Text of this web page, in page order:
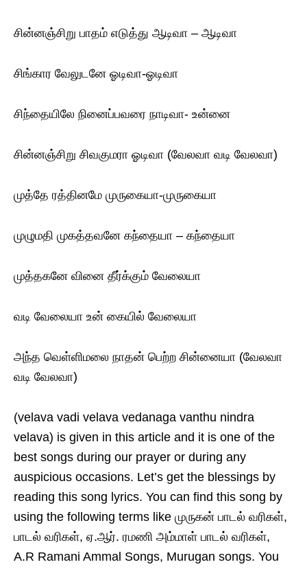
சின்னஞ்சிறு பாதம் எடுத்து ஆடிவா – ஆடிவா
சிங்கார வேலுடனே ஓடிவா-ஓடிவா
சிந்தையிலே நினைப்பவரை நாடிவா- உன்னை
சின்னஞ்சிறு சிவகுமரா ஓடிவா (வேலவா வடி வேலவா)
முத்தே ரத்தினமே முருகையா-முருகையா
முழுமதி முகத்தவனே கந்தையா – கந்தையா
முத்தகனே வினை தீர்க்கும் வேலையா
வடி வேலையா உன் கையில் வேலையா
அந்த வெள்ளிமலை நாதன் பெற்ற சின்னையா (வேலவா
வடி வேலவா)
(velava vadi velava vedanaga vanthu nindra
velava) is given in this article and it is one of the
best songs during our prayer or during any
auspicious occasions. Let’s get the blessings by
reading this song lyrics. You can find this song by
using the following terms like முருகன் பாடல் வரிகள்,
பாடல் வரிகள், ஏ.ஆர். ர‌மணி அம்மாள் பாடல் வரிகள்,
A.R Ramani Ammal Songs, Murugan songs. You